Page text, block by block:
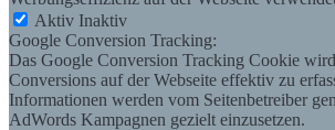
Aktiv Inaktiv
Google Conversion Tracking:
Das Google Conversion Tracking Cookie
Conversions auf der Webseite effektiv zu
Informationen werden vom Seitenbetreiber
AdWords Kampagnen gezielt einzusetzen.